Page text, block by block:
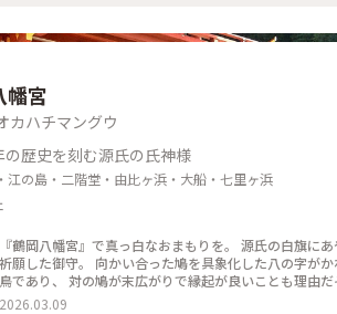
幡宮
カハチマングウ
の歴史を刻む源氏の氏神様
江の島・二階堂・由比ヶ浜・大船・七里ヶ浜
『鶴岡八幡宮』で真っ白なおまもりを。 源氏の白旗に
祈願した御守。 向かい合った鳩を具象化した八の字が
鳥であり、 対の鳩が末広がりで縁起が良いことも理由だそうです。 #はじめての鎌倉#鎌倉#鶴岡
文化財#狛犬#旅の記念
2026.03.09